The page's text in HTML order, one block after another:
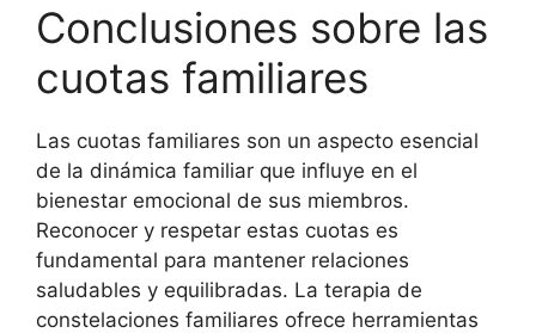
Conclusiones sobre las
cuotas familiares
Las cuotas familiares son un aspecto esencial
de la dinámica familiar que influye en el
bienestar emocional de sus miembros.
Reconocer y respetar estas cuotas es
fundamental para mantener relaciones
saludables y equilibradas. La terapia de
constelaciones familiares ofrece herramientas